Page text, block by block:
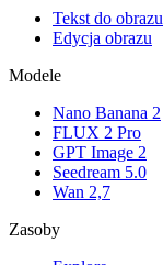
Tekst do obrazu
Edycja obrazu
Modele
Nano Banana 2
FLUX 2 Pro
GPT Image 2
Seedream 5.0
Wan 2,7
Zasoby